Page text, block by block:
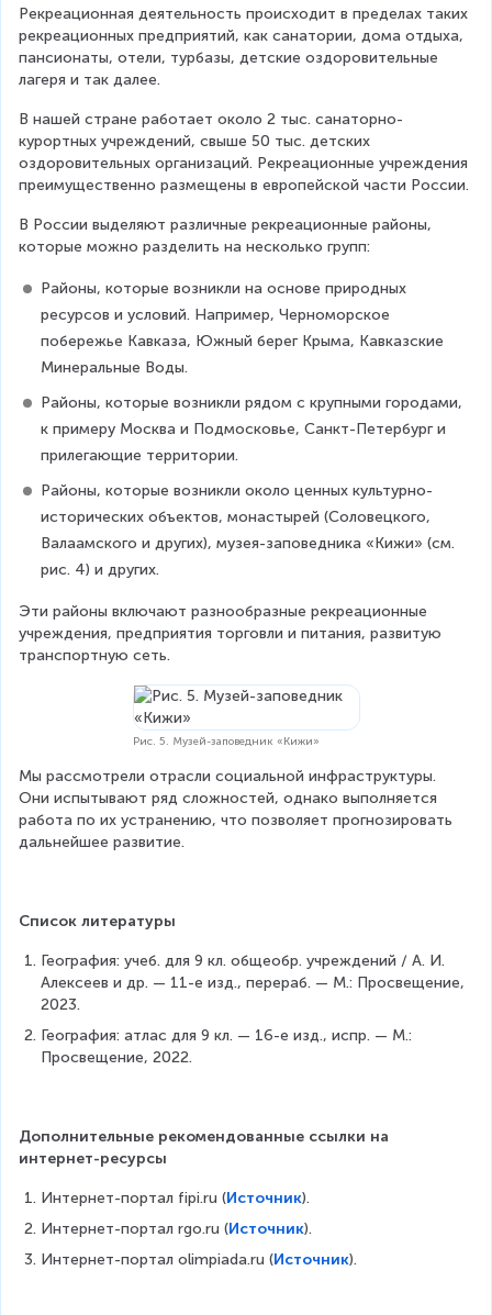
Рекреационная деятельность происходит в пределах таких
рекреационных предприятий, как санатории, дома отдыха,
пансионаты, отели, турбазы, детские оздоровительные
лагеря и так далее.
В нашей стране работает около 2 тыс. санаторно-
курортных учреждений, свыше 50 тыс. детских
оздоровительных организаций. Рекреационные учреждения
преимущественно размещены в европейской части России.
В России выделяют различные рекреационные районы,
которые можно разделить на несколько групп:
Районы, которые возникли на основе природных
ресурсов и условий. Например, Черноморское
побережье Кавказа, Южный берег Крыма, Кавказские
Минеральные Воды.
Районы, которые возникли рядом с крупными городами,
к примеру Москва и Подмосковье, Санкт-Петербург и
прилегающие территории.
Районы, которые возникли около ценных культурно-
исторических объектов, монастырей (Соловецкого,
Валаамского и других), музея-заповедника «Кижи» (см.
рис. 4) и других.
Эти районы включают разнообразные рекреационные
учреждения, предприятия торговли и питания, развитую
транспортную сеть.
Рис. 5. Музей-заповедник «Кижи»
Мы рассмотрели отрасли социальной инфраструктуры.
Они испытывают ряд сложностей, однако выполняется
работа по их устранению, что позволяет прогнозировать
дальнейшее развитие.
Список литературы
География: учеб. для 9 кл. общеобр. учреждений / А. И.
Алексеев и др. — 11-е изд., перераб. — М.: Просвещение,
2023.
География: атлас для 9 кл. — 16-е изд., испр. — М.:
Просвещение, 2022.
Дополнительные рекомендованные ссылки на
интернет-ресурсы
Интернет-портал fipi.ru (Источник).
Интернет-портал rgo.ru (Источник).
Интернет-портал olimpiada.ru (Источник).